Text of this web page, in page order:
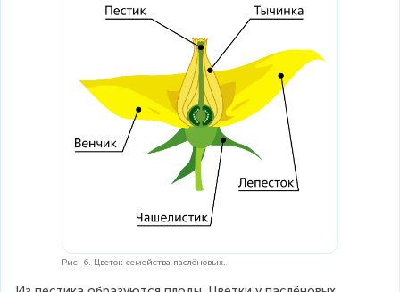
Рис. 6. Цветок семейства паслёновых.